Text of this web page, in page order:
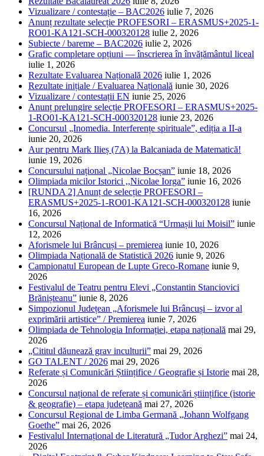
Vizualizare / contestație – BAC2026 iulie 7, 2026
Anunț rezultate selecție PROFESORI – ERASMUS+2025-1-
RO01-KA121-SCH-000320128 iulie 2, 2026
Subiecte / bareme – BAC2026 iulie 2, 2026
Grafic completare opțiuni — înscrierea în învățământul liceal
iulie 1, 2026
Rezultate Evaluarea Națională 2026 iulie 1, 2026
Rezultate inițiale / Evaluarea Națională iunie 30, 2026
Vizualizare / contestații EN iunie 25, 2026
Anunț prelungire selecție PROFESORI – ERASMUS+2025-
1-RO01-KA121-SCH-000320128 iunie 23, 2026
Concursul „Inomedia. Interferențe spirituale”, ediția a II-a
iunie 20, 2026
Aur pentru Mark Ilieș (7A) la Balcaniada de Matematică!
iunie 19, 2026
Concursului național „Nicolae Bocșan” iunie 18, 2026
Olimpiada micilor Istorici ,,Nicolae Iorga” iunie 16, 2026
[RUNDA 2] Anunț de selecție PROFESORI –
ERASMUS+2025-1-RO01-KA121-SCH-000320128 iunie
16, 2026
Concursul Național de Informatică “Urmașii lui Moisil” iunie
12, 2026
Aforismele lui Brâncuși – premierea iunie 10, 2026
Olimpiada Națională de Statistică 2026 iunie 9, 2026
Campionatul European de Lupte Greco-Romane iunie 9,
2026
Festivalul de Teatru pentru Elevi „Constantin Stanciovici
Brănișteanu” iunie 8, 2026
Simpozionul Județean „Aforismele lui Brâncuși – izvor al
exprimării artistice” / Premierea iunie 7, 2026
Olimpiada de Tehnologia Informației, etapa națională mai 29,
2026
„Cititul dăunează grav inculturii” mai 29, 2026
GO TALENT / 2026 mai 29, 2026
Referate și Comunicări Științifice / Geografie și Istorie mai 28,
2026
Concursul național de referate și comunicări științifice (istorie
& geografie) – etapa județeană mai 27, 2026
Concursul Regional de Limba Germană „Johann Wolfgang
Goethe” mai 26, 2026
Festivalul Internațional de Literatură „Tudor Arghezi” mai 24,
2026